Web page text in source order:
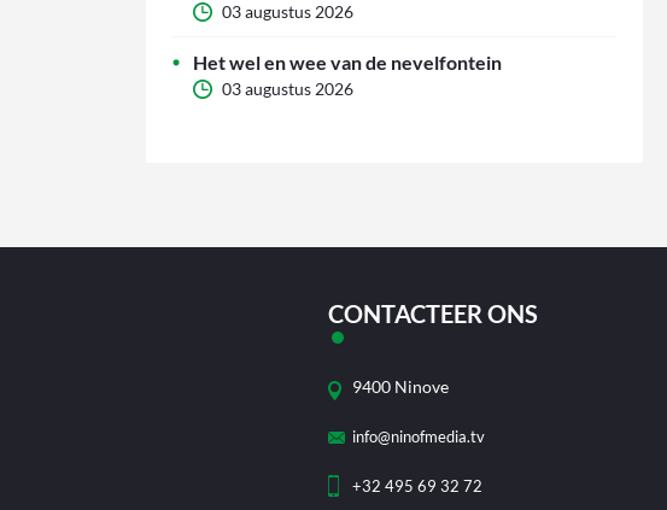
03 augustus 2026
Het wel en wee van de nevelfontein
03 augustus 2026
CONTACTEER ONS
9400 Ninove
info@ninofmedia.tv
+32 495 69 32 72